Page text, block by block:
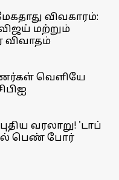
விவகாரம்:
மற்றும்
விவாதம்
வெளியே
வரலாறு! 'டாப்
பெண் போர்